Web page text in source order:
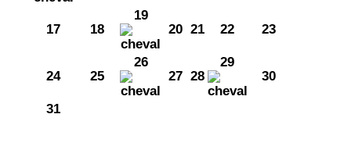
17 18
19
20 21 22 23
24 25
26
27 28
29
30
31